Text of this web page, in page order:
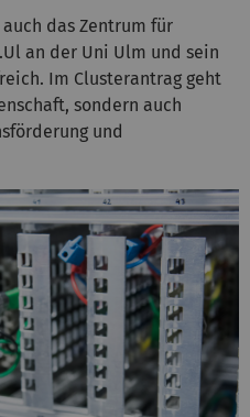
das Zentrum für
an der Uni Ulm und sein
Im Clusterantrag geht
sondern auch
und